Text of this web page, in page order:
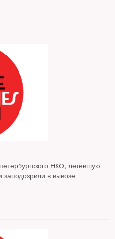
НКО, летевшую
в вывозе